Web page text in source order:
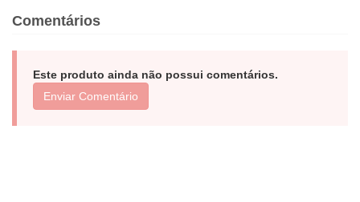
Comentários
Este produto ainda não possui comentários.
Enviar Comentário